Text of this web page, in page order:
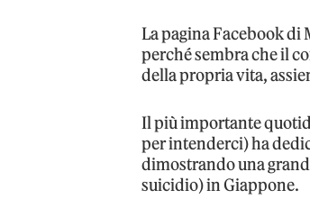
La pagina Facebook di
perché sembra che il
della propria vita,
Il più importante
per intenderci) ha
dimostrando una
suicidio) in Giappone.